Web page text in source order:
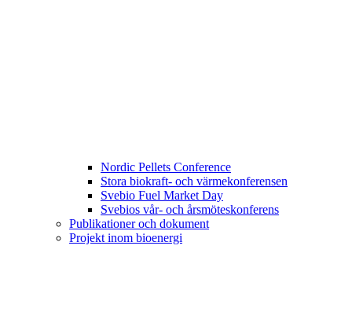
Nordic Pellets Conference
Stora biokraft- och värmekonferensen
Svebio Fuel Market Day
Svebios vår- och årsmöteskonferens
Publikationer och dokument
Projekt inom bioenergi